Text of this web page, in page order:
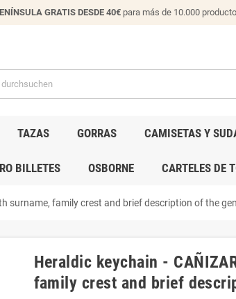
GRATIS DESDE 40€para más de 10.000
TAZAS GORRAS CAMISETAS Y
BILLETES OSBORNE CARTELES DE
surname, family crest and brief description of the
Heraldic keychain -
family crest and brief